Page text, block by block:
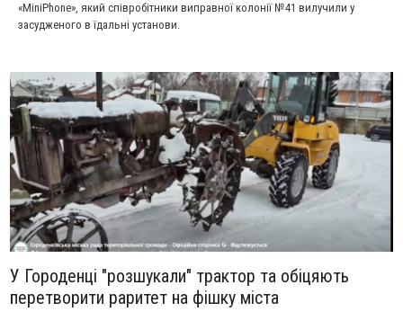
«MiniPhone», який співробітники виправної колонії №41 вилучили у
засудженого в їдальні установи.
У Городенці "розшукали" трактор та обіцяють
перетворити раритет на фішку міста